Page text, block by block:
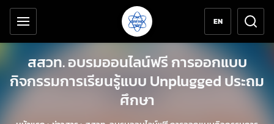
ข้ามไปยังเนื้อหาหลัก
เครื่องมือช่วยเหลือ
EN
สสวท. อบรมออนไลน์ฟรี การออกแบบ
กิจกรรมการเรียนรู้แบบ Unplugged ประถม
ศึกษา